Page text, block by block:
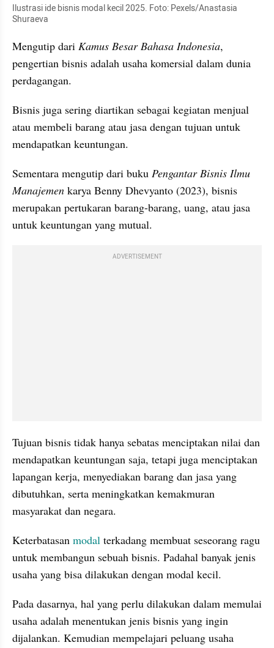
Ilustrasi ide bisnis modal kecil 2025. Foto: Pexels/Anastasia
Shuraeva
Mengutip dari Kamus Besar Bahasa Indonesia,
pengertian bisnis adalah usaha komersial dalam dunia
perdagangan.
Bisnis juga sering diartikan sebagai kegiatan menjual
atau membeli barang atau jasa dengan tujuan untuk
mendapatkan keuntungan.
Sementara mengutip dari buku Pengantar Bisnis Ilmu
Manajemen karya Benny Dhevyanto (2023), bisnis
merupakan pertukaran barang-barang, uang, atau jasa
untuk keuntungan yang mutual.
ADVERTISEMENT
Tujuan bisnis tidak hanya sebatas menciptakan nilai dan
mendapatkan keuntungan saja, tetapi juga menciptakan
lapangan kerja, menyediakan barang dan jasa yang
dibutuhkan, serta meningkatkan kemakmuran
masyarakat dan negara.
Keterbatasan modal terkadang membuat seseorang ragu
untuk membangun sebuah bisnis. Padahal banyak jenis
usaha yang bisa dilakukan dengan modal kecil.
Pada dasarnya, hal yang perlu dilakukan dalam memulai
usaha adalah menentukan jenis bisnis yang ingin
dijalankan. Kemudian mempelajari peluang usaha